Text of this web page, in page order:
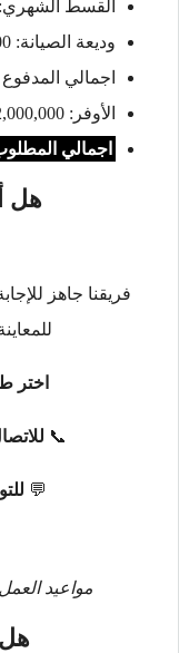
القسط الشهري: 7,390جنيه
وديعة الصيانة: 212,400 جنيه
اجمالي المدفوع : 1,707,000
الأوفر: 2,000,000 جنيه
اجمالي المطلوب: 3,707,000
هل
فريقنا جاهز
اختر
📞
💬
مواعيد العمل: يوميًا